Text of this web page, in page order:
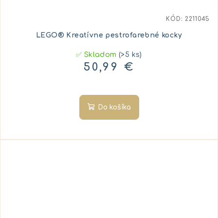
LEGO® Kreatívne pestrofarebné kocky
✅ Skladom(>5 ks)
50,99 €
Do košíka
KÓD: 2211045